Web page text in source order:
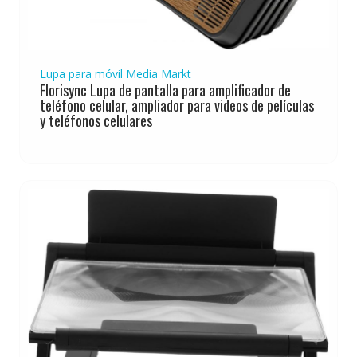
Lupa para móvil Media Markt
Florisync Lupa de pantalla para amplificador de
teléfono celular, ampliador para videos de películas
y teléfonos celulares